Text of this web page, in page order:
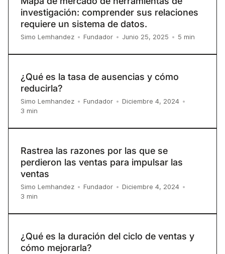
investigación: comprender sus relaciones
requiere un sistema de datos.
Simo Lemhandez • Fundador • Junio 25, 2025 • 5 min
¿Qué es la tasa de ausencias y cómo
reducirla?
Simo Lemhandez • Fundador • Diciembre 4, 2024 •
3 min
Rastrea las razones por las que se
perdieron las ventas para impulsar las
ventas
Simo Lemhandez • Fundador • Diciembre 4, 2024 •
3 min
¿Qué es la duración del ciclo de ventas y
cómo mejorarla?